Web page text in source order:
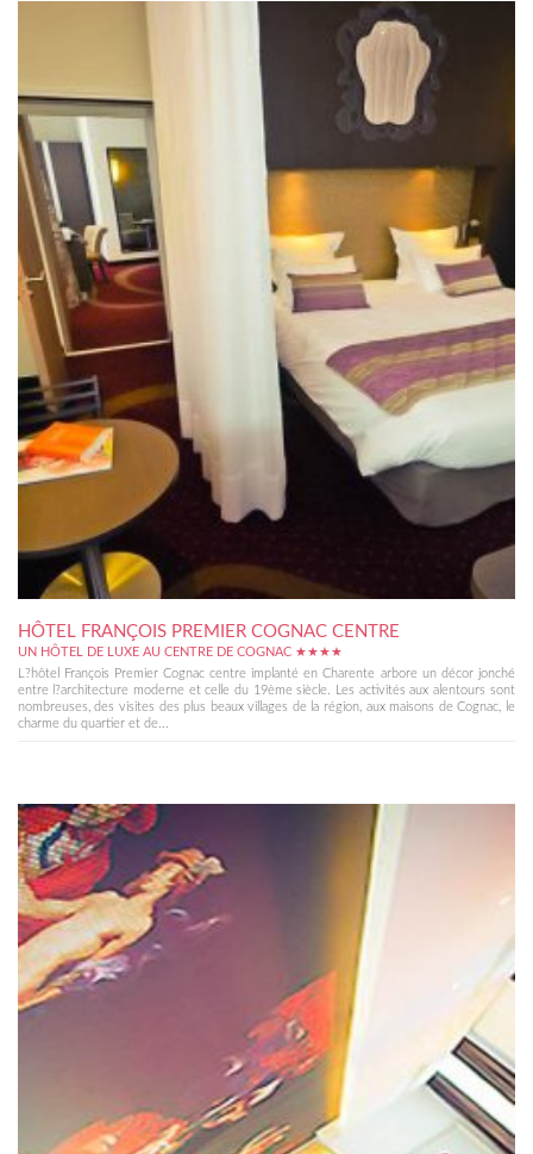
HÔTEL FRANÇOIS PREMIER COGNAC CENTRE
UN HÔTEL DE LUXE AU CENTRE DE COGNAC ★★★★
L?hôtel François Premier Cognac centre implanté en Charente arbore un décor jonché
entre l?architecture moderne et celle du 19ème siècle. Les activités aux alentours sont
nombreuses, des visites des plus beaux villages de la région, aux maisons de Cognac, le
charme du quartier et de...